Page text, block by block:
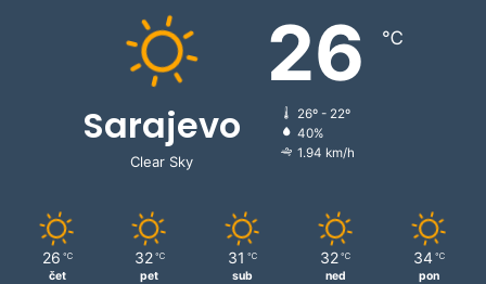
Sarajevo
Clear Sky
26 ℃
26º - 22º
40%
1.94 km/h
26 ℃
čet
32 ℃
pet
31 ℃
sub
32 ℃
ned
34 ℃
pon